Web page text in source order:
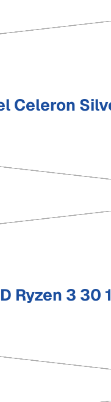
Celeron
Ryzen 3 30